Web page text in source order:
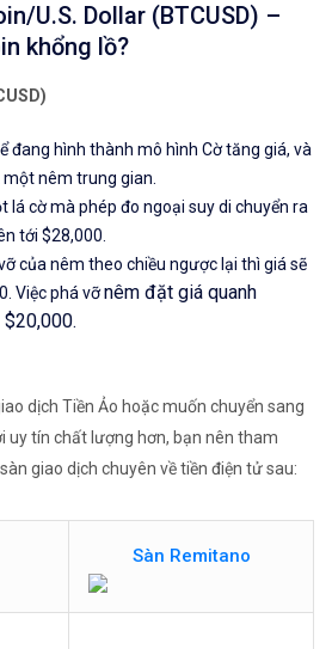
U.S. Dollar (BTCUSD) –
khổng lồ?
đang hình thành mô hình Cờ tăng giá, và
mộtnêm trung gian.
lá cờ mà phép đo ngoại suy di chuyển ra
tới $28,000.
củanêm theo chiều ngược lại thì giá sẽ
Việc phá vỡnêm đặt giá quanh
dịch Tiền Ảo hoặc muốn chuyển sang
uy tín chất lượng hơn, bạn nên tham
giao dịch chuyên về tiền điện tử sau:
Sàn Remitano